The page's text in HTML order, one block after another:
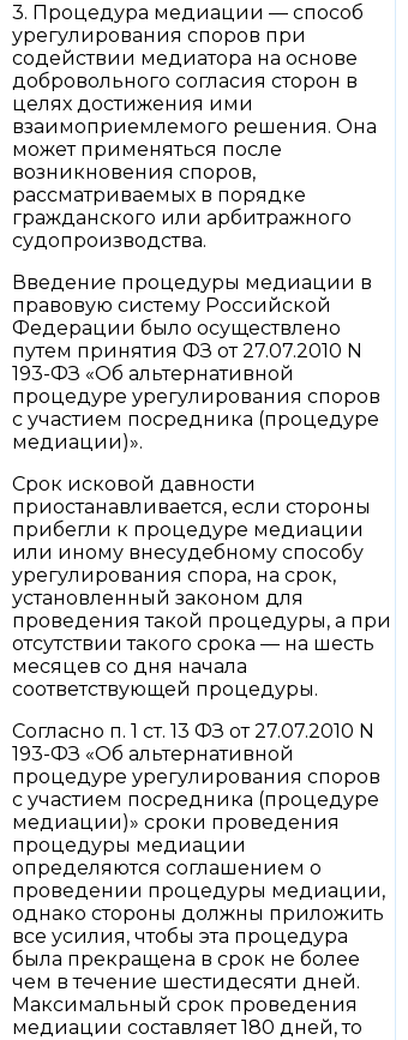
3. Процедура медиации — способ
урегулирования споров при
содействии медиатора на основе
добровольного согласия сторон в
целях достижения ими
взаимоприемлемого решения. Она
может применяться после
возникновения споров,
рассматриваемых в порядке
гражданского или арбитражного
судопроизводства.
Введение процедуры медиации в
правовую систему Российской
Федерации было осуществлено
путем принятия ФЗ от 27.07.2010 N
193-ФЗ «Об альтернативной
процедуре урегулирования споров
с участием посредника (процедуре
медиации)».
Срок исковой давности
приостанавливается, если стороны
прибегли к процедуре медиации
или иному внесудебному способу
урегулирования спора, на срок,
установленный законом для
проведения такой процедуры, а при
отсутствии такого срока — на шесть
месяцев со дня начала
соответствующей процедуры.
Согласно п. 1 ст. 13 ФЗ от 27.07.2010 N
193-ФЗ «Об альтернативной
процедуре урегулирования споров
с участием посредника (процедуре
медиации)» сроки проведения
процедуры медиации
определяются соглашением о
проведении процедуры медиации,
однако стороны должны приложить
все усилия, чтобы эта процедура
была прекращена в срок не более
чем в течение шестидесяти дней.
Максимальный срок проведения
медиации составляет 180 дней, то